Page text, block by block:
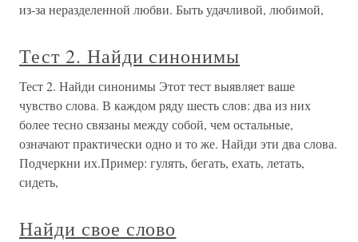
из-за неразделенной любви. Быть удачливой, любимой,
Тест 2. Найди синонимы
Тест 2. Найди синонимы Этот тест выявляет ваше
чувство слова. В каждом ряду шесть слов: два из них
более тесно связаны между собой, чем остальные,
означают практически одно и то же. Найди эти два слова.
Подчеркни их.Пример: гулять, бегать, ехать, летать,
сидеть,
Найди свое слово